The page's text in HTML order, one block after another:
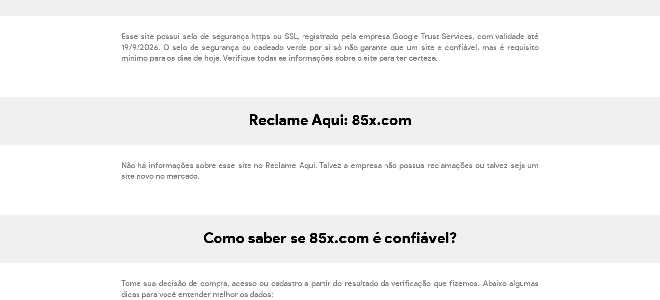
Esse site possui selo de segurança https ou SSL, registrado pela empresa Google Trust Services, com validade até
19/9/2026. O selo de segurança ou cadeado verde por si só não garante que um site é confiável, mas é requisito
mínimo para os dias de hoje. Verifique todas as informações sobre o site para ter certeza.
Reclame Aqui: 85x.com
Não há informações sobre esse site no Reclame Aqui. Talvez a empresa não possua reclamações ou talvez seja um
site novo no mercado.
Como saber se 85x.com é confiável?
Tome sua decisão de compra, acesso ou cadastro a partir do resultado da verificação que fizemos. Abaixo algumas
dicas para você entender melhor os dados: